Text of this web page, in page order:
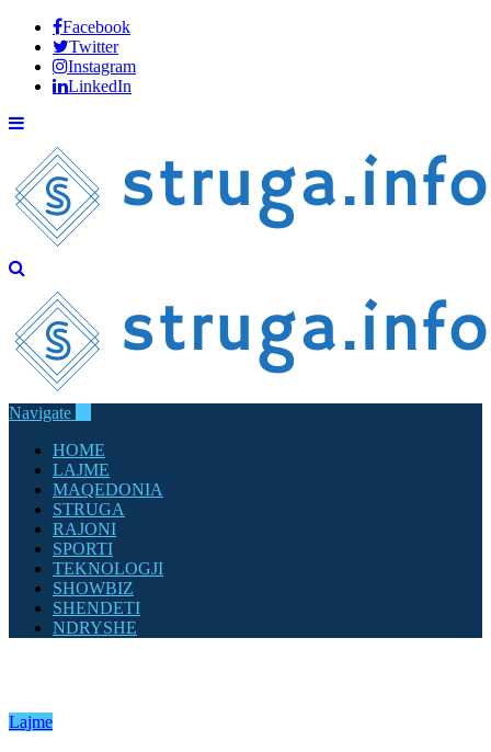
Facebook
Twitter
Instagram
LinkedIn
Navigate
HOME
LAJME
MAQEDONIA
STRUGA
RAJONI
SPORTI
TEKNOLOGJI
SHOWBIZ
SHENDETI
NDRYSHE
Lajme